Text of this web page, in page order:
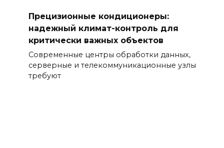
Прецизионные кондиционеры:
надежный климат-контроль для
критически важных объектов
Современные центры обработки данных,
серверные и телекоммуникационные узлы
требуют